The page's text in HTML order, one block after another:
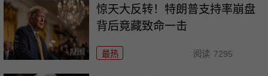
惊天大反转！特朗普支持率崩盘
背后竟藏致命一击
最热 阅读 7295